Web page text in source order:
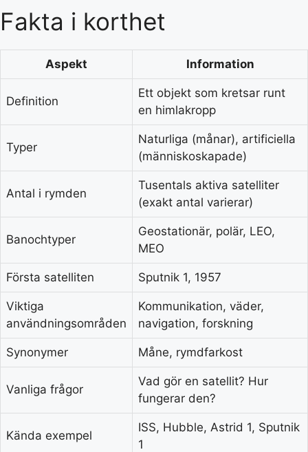
Fakta i korthet
Aspekt Information
Definition
Ett objekt som kretsar runt
en himlakropp
Typer
Naturliga (månar), artificiella
(människoskapade)
Antal i rymden
Tusentals aktiva satelliter
(exakt antal varierar)
Banochtyper
Geostationär, polär, LEO,
MEO
Första satelliten Sputnik 1, 1957
Viktiga
användningsområden
Kommunikation, väder,
navigation, forskning
Synonymer Måne, rymdfarkost
Vanliga frågor
Vad gör en satellit? Hur
fungerar den?
Kända exempel
ISS, Hubble, Astrid 1, Sputnik
1